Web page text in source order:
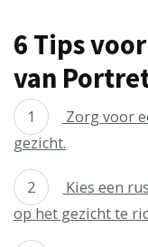
6 Tips
van
Zorg voor
gezicht.
Kies een
op het gezicht te